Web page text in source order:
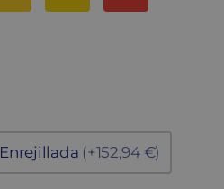
Enrejillada (+152,94 €)